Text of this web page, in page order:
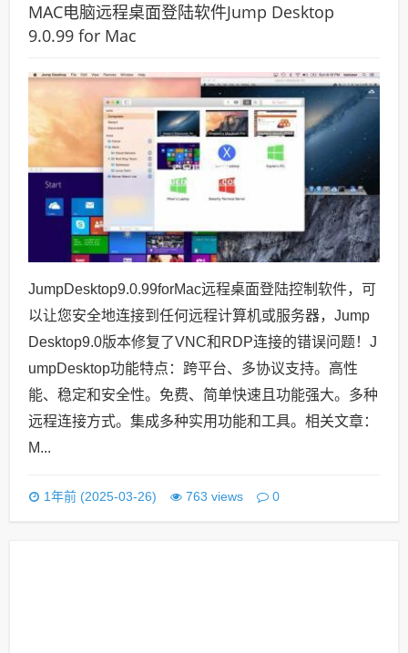
MAC电脑远程桌面登陆软件Jump Desktop
9.0.99 for Mac
JumpDesktop9.0.99forMac远程桌面登陆控制软件，可
以让您安全地连接到任何远程计算机或服务器，Jump
Desktop9.0版本修复了VNC和RDP连接的错误问题！J
umpDesktop功能特点：跨平台、多协议支持。高性
能、稳定和安全性。免费、简单快速且功能强大。多种
远程连接方式。集成多种实用功能和工具。相关文章：
M...
1年前 (2025-03-26) 763 views 0